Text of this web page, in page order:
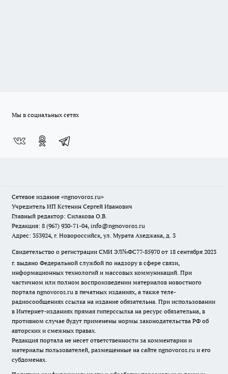
Мы в социальных сетях
Сетевое издание «ngnovoros.ru»
Учредитель ИП Кстенин Сергей Иванович
Главный редактор: Силакова О.В.
Редакция: 8 (967) 930-71-04, info@ngnovoros.ru
Адрес: 353924, г. Новороссийск, ул. Мурата Ахеджака, д. 3
Свидетельство о регистрации СМИ ЭЛ№ФС77-85970 от 18 сентября 2023
г. выдано Федеральной службой по надзору в сфере связи,
информационных технологий и массовых коммуникаций. При
частичном или полном воспроизведении материалов новостного
портала ngnovoros.ru в печатных изданиях, а также теле-
радиосообщениях ссылка на издание обязательна. При использовании
в Интернет-изданиях прямая гиперссылка на ресурс обязательна, в
противном случае будут применены нормы законодательства РФ об
авторских и смежных правах.
Редакция портала не несет ответственности за комментарии и
материалы пользователей, размещенные на сайте ngnovoros.ru и его
субдоменах.